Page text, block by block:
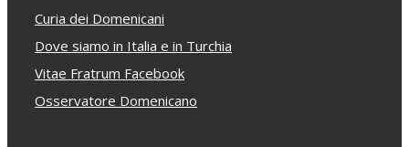
Curia dei Domenicani
Dove siamo in Italia e in Turchia
Vitae Fratrum Facebook
Osservatore Domenicano